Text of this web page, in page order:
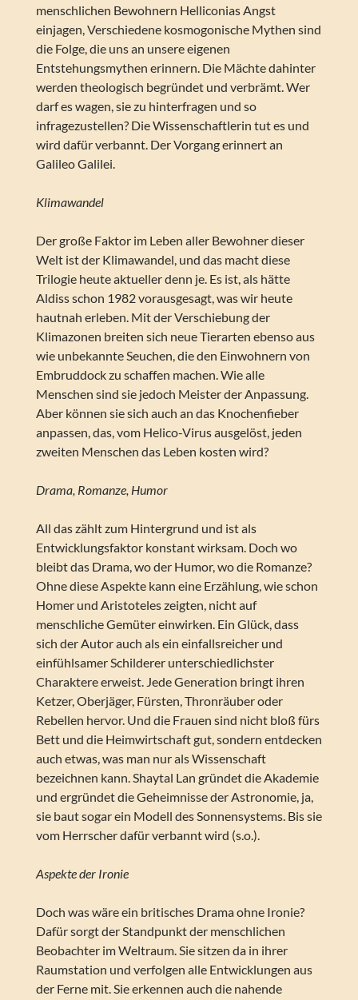
menschlichen Bewohnern Helliconias Angst
einjagen, Verschiedene kosmogonische Mythen sind
die Folge, die uns an unsere eigenen
Entstehungsmythen erinnern. Die Mächte dahinter
werden theologisch begründet und verbrämt. Wer
darf es wagen, sie zu hinterfragen und so
infragezustellen? Die Wissenschaftlerin tut es und
wird dafür verbannt. Der Vorgang erinnert an
Galileo Galilei.
Klimawandel
Der große Faktor im Leben aller Bewohner dieser
Welt ist der Klimawandel, und das macht diese
Trilogie heute aktueller denn je. Es ist, als hätte
Aldiss schon 1982 vorausgesagt, was wir heute
hautnah erleben. Mit der Verschiebung der
Klimazonen breiten sich neue Tierarten ebenso aus
wie unbekannte Seuchen, die den Einwohnern von
Embruddock zu schaffen machen. Wie alle
Menschen sind sie jedoch Meister der Anpassung.
Aber können sie sich auch an das Knochenfieber
anpassen, das, vom Helico-Virus ausgelöst, jeden
zweiten Menschen das Leben kosten wird?
Drama, Romanze, Humor
All das zählt zum Hintergrund und ist als
Entwicklungsfaktor konstant wirksam. Doch wo
bleibt das Drama, wo der Humor, wo die Romanze?
Ohne diese Aspekte kann eine Erzählung, wie schon
Homer und Aristoteles zeigten, nicht auf
menschliche Gemüter einwirken. Ein Glück, dass
sich der Autor auch als ein einfallsreicher und
einfühlsamer Schilderer unterschiedlichster
Charaktere erweist. Jede Generation bringt ihren
Ketzer, Oberjäger, Fürsten, Thronräuber oder
Rebellen hervor. Und die Frauen sind nicht bloß fürs
Bett und die Heimwirtschaft gut, sondern entdecken
auch etwas, was man nur als Wissenschaft
bezeichnen kann. Shaytal Lan gründet die Akademie
und ergründet die Geheimnisse der Astronomie, ja,
sie baut sogar ein Modell des Sonnensystems. Bis sie
vom Herrscher dafür verbannt wird (s.o.).
Aspekte der Ironie
Doch was wäre ein britisches Drama ohne Ironie?
Dafür sorgt der Standpunkt der menschlichen
Beobachter im Weltraum. Sie sitzen da in ihrer
Raumstation und verfolgen alle Entwicklungen aus
der Ferne mit. Sie erkennen auch die nahende